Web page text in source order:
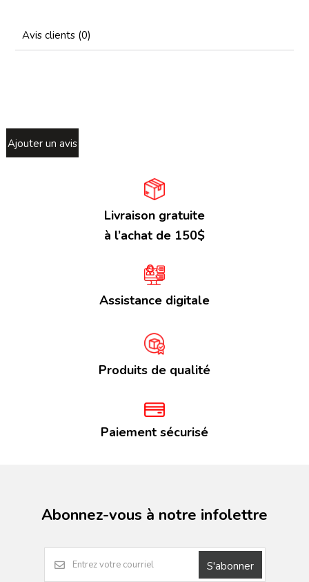
Avis clients (0)
Ajouter un avis
Livraison gratuite
à l’achat de 150$
Assistance digitale
Produits de qualité
Paiement sécurisé
Abonnez-vous à notre infolettre
S'abonner